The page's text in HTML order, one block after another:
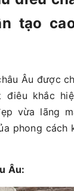
tạo
Âu được
điêu khắc
vừa lãng
phong cách
Âu: